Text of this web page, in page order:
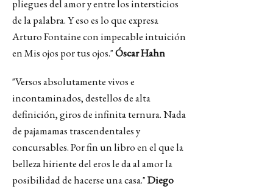
pliegues del amor y entre los intersticios
de la palabra. Y eso es lo que expresa
Arturo Fontaine con impecable intuición
en Mis ojos por tus ojos."Óscar Hahn
"Versos absolutamente vivos e
incontaminados, destellos de alta
definición, giros de infinita ternura. Nada
de pajamamas trascendentales y
concursables. Por fin un libro en el que la
belleza hiriente del eros le da al amor la
posibilidad de hacerse una casa."Diego